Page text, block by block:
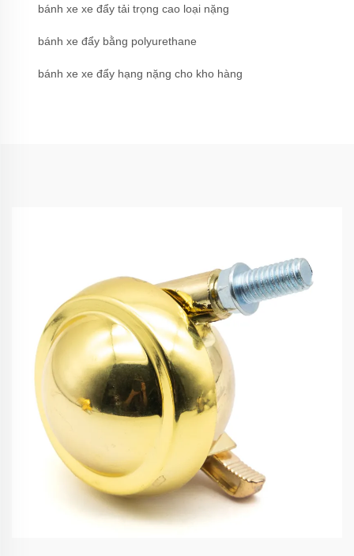
bánh xe xe đẩy tải trọng cao loại nặng
bánh xe đẩy bằng polyurethane
bánh xe xe đẩy hạng nặng cho kho hàng